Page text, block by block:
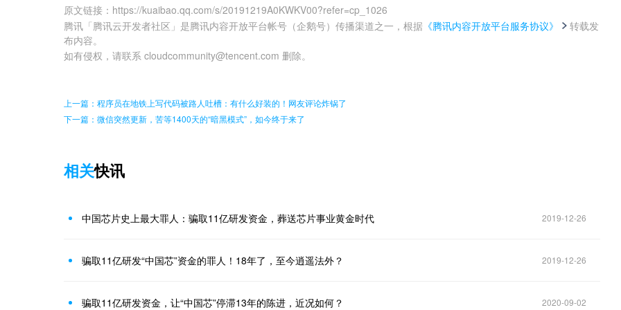
原文链接 ： https://kuaibao.qq.com/s/20191219A0KWKV00?refer=cp_1026
腾讯「腾讯云开发者社区」是腾讯内容开放平台帐号（企鹅号）传播渠道之一，根据 《腾讯内容开放平台服务协议》
转载发
布内容。
如有侵权，请联系 cloudcommunity@tencent.com 删除。
上一篇：程序员在地铁上写代码被路人吐槽：有什么好装的！网友评论炸锅了
下一篇：微信突然更新，苦等1400天的“暗黑模式”，如今终于来了
相关快讯
中国芯片史上最大罪人：骗取11亿研发资金，葬送芯片事业黄金时代 2019-12-26
骗取11亿研发“中国芯”资金的罪人！18年了，至今逍遥法外？ 2019-12-26
骗取11亿研发资金，让“中国芯”停滞13年的陈进，近况如何？ 2020-09-02